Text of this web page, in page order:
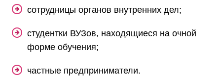
сотрудницы органов внутренних дел;
студентки ВУЗов, находящиеся на очной
форме обучения;
частные предприниматели.